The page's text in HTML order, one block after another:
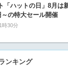
「ハットの日」8月は
～の特大セール開催
時30分
ンキング